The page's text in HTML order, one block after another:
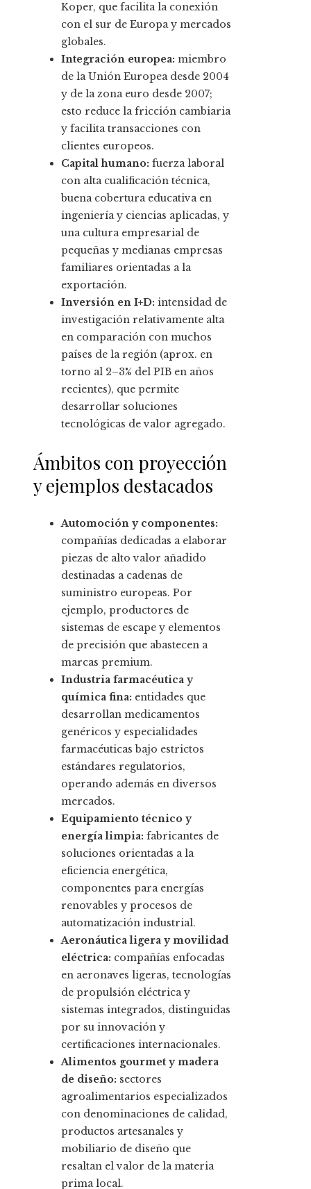
Koper, que facilita la conexión
con el sur de Europa y mercados
globales.
Integración europea: miembro
de la Unión Europea desde 2004
y de la zona euro desde 2007;
esto reduce la fricción cambiaria
y facilita transacciones con
clientes europeos.
Capital humano: fuerza laboral
con alta cualificación técnica,
buena cobertura educativa en
ingeniería y ciencias aplicadas, y
una cultura empresarial de
pequeñas y medianas empresas
familiares orientadas a la
exportación.
Inversión en I+D: intensidad de
investigación relativamente alta
en comparación con muchos
países de la región (aprox. en
torno al 2–3% del PIB en años
recientes), que permite
desarrollar soluciones
tecnológicas de valor agregado.
Ámbitos con proyección
y ejemplos destacados
Automoción y componentes:
compañías dedicadas a elaborar
piezas de alto valor añadido
destinadas a cadenas de
suministro europeas. Por
ejemplo, productores de
sistemas de escape y elementos
de precisión que abastecen a
marcas premium.
Industria farmacéutica y
química fina: entidades que
desarrollan medicamentos
genéricos y especialidades
farmacéuticas bajo estrictos
estándares regulatorios,
operando además en diversos
mercados.
Equipamiento técnico y
energía limpia: fabricantes de
soluciones orientadas a la
eficiencia energética,
componentes para energías
renovables y procesos de
automatización industrial.
Aeronáutica ligera y movilidad
eléctrica: compañías enfocadas
en aeronaves ligeras, tecnologías
de propulsión eléctrica y
sistemas integrados, distinguidas
por su innovación y
certificaciones internacionales.
Alimentos gourmet y madera
de diseño: sectores
agroalimentarios especializados
con denominaciones de calidad,
productos artesanales y
mobiliario de diseño que
resaltan el valor de la materia
prima local.